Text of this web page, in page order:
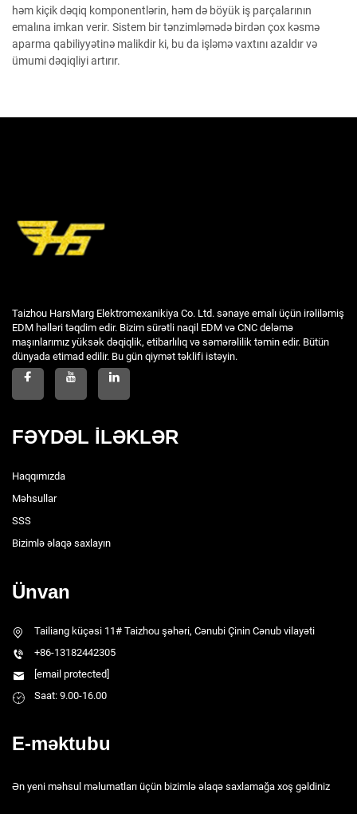
həm kiçik dəqiq komponentlərin, həm də böyük iş parçalarının
emalına imkan verir. Sistem bir tənzimləmədə birdən çox kəsmə
aparma qabiliyyətinə malikdir ki, bu da işləmə vaxtını azaldır və
ümumi dəqiqliyi artırır.
Taizhou HarsMarg Elektromexanikiya Co. Ltd. sənaye emalı üçün irəliləmiş
EDM həlləri təqdim edir. Bizim sürətli naqil EDM və CNC deləmə
maşınlarımız yüksək dəqiqlik, etibarlılıq və səmərəlilik təmin edir. Bütün
dünyada etimad edilir. Bu gün qiymət təklifi istəyin.
FƏYDƏL İLƏKLƏR
Haqqımızda
Məhsullar
SSS
Bizimlə əlaqə saxlayın
Ünvan
Tailiang küçəsi 11# Taizhou şəhəri, Cənubi Çinin Cənub vilayəti
+86-13182442305
[email protected]
Saat: 9.00-16.00
E-məktubu
Ən yeni məhsul məlumatları üçün bizimlə əlaqə saxlamağa xoş gəldiniz